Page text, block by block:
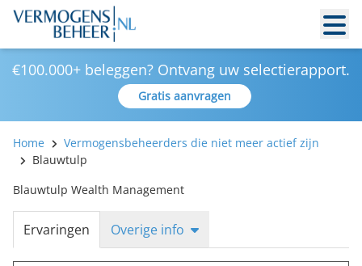
€100.000+ beleggen? Ontvang uw selectierapport.
Gratis aanvragen
Home
Vermogensbeheerders die niet meer actief zijn
Blauwtulp
Blauwtulp Wealth Management
Ervaringen Overige info